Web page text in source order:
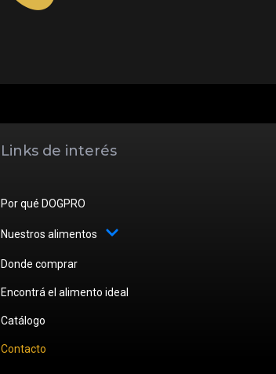
Links de interés
Por qué DOGPRO
Nuestros alimentos
Donde comprar
Encontrá el alimento ideal
Catálogo
Contacto